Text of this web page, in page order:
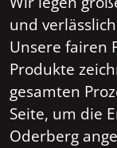
und
Unsere fairen
Produkte
gesamten
Seite, um die
Oderberg